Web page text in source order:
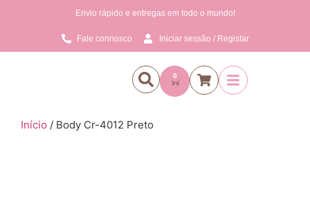
Envio rápido e entregas em todo o mundo!
Fale connosco Iniciar sessão / Registar
0
Início / Body Cr-4012 Preto